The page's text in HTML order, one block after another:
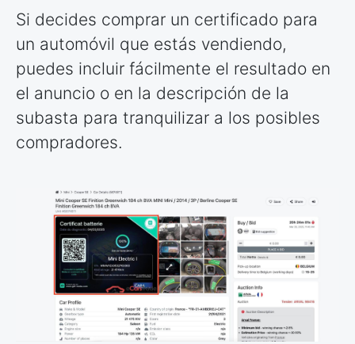
Si decides comprar un certificado para
un automóvil que estás vendiendo,
puedes incluir fácilmente el resultado en
el anuncio o en la descripción de la
subasta para tranquilizar a los posibles
compradores.